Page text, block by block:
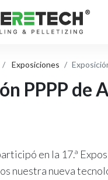
Exposiciones
PPPP de
en la 17.ª
nuestra nueva